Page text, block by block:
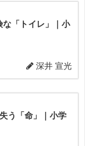
「トイレ」｜小
深井 宣光
う「命」｜小学